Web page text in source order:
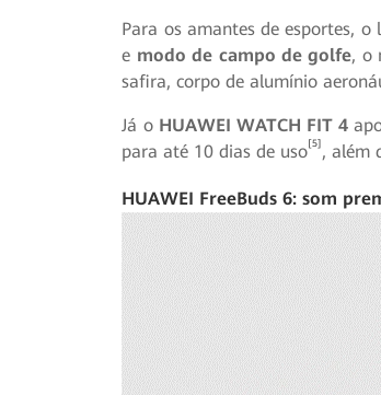
Para os amantes de esportes, o
e modo de campo de golfe, o
safira, corpo de alumínio
Já o HUAWEI WATCH FIT 4
para até 10 dias de uso[5] , além
HUAWEI FreeBuds 6: som